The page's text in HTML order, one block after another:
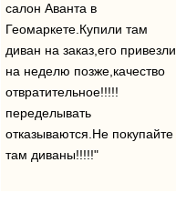
салон Аванта в
Геомаркете.Купили там
диван на заказ,его привезли
на неделю позже,качество
отвратительное!!!!!
переделывать
отказываются.Не покупайте
там диваны!!!!!"